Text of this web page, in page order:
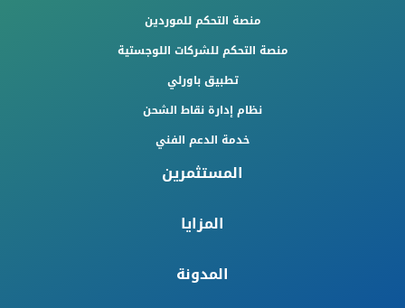
منصة التحكم للموردين
منصة التحكم للشركات اللوجستية
تطبيق باورلي
نظام إدارة نقاط الشحن
خدمة الدعم الفني
المستثمرين
المزايا
المدونة